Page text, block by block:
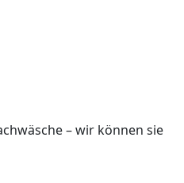
– wir können sie